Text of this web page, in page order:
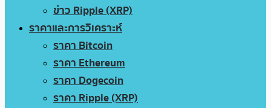
ข่าว Ripple (XRP)
ราคาและการวิเคราะห์
ราคา Bitcoin
ราคา Ethereum
ราคา Dogecoin
ราคา Ripple (XRP)